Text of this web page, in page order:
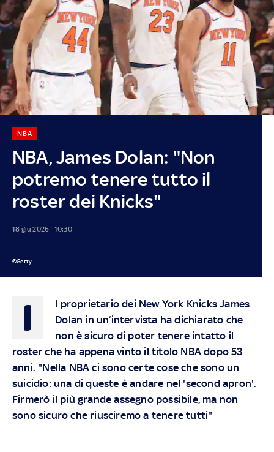
NBA, James Dolan: "Non
potremo tenere tutto il
roster dei Knicks"
NBA
18 giu 2026 - 10:30
©Getty
I
l proprietario dei New York Knicks James
Dolan in un’intervista ha dichiarato che
non è sicuro di poter tenere intatto il
roster che ha appena vinto il titolo NBA dopo 53
anni. "Nella NBA ci sono certe cose che sono un
suicidio: una di queste è andare nel 'second apron'.
Firmerò il più grande assegno possibile, ma non
sono sicuro che riusciremo a tenere tutti"